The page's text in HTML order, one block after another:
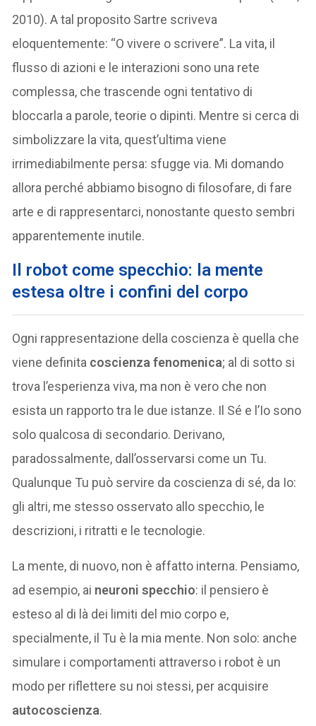
2010). A tal proposito Sartre scriveva
eloquentemente: “O vivere o scrivere”. La vita, il
flusso di azioni e le interazioni sono una rete
complessa, che trascende ogni tentativo di
bloccarla a parole, teorie o dipinti. Mentre si cerca di
simbolizzare la vita, quest’ultima viene
irrimediabilmente persa: sfugge via. Mi domando
allora perché abbiamo bisogno di filosofare, di fare
arte e di rappresentarci, nonostante questo sembri
apparentemente inutile.
Il robot come specchio: la mente
estesa oltre i confini del corpo
Ogni rappresentazione della coscienza è quella che
viene definita coscienza fenomenica; al di sotto si
trova l’esperienza viva, ma non è vero che non
esista un rapporto tra le due istanze. Il Sé e l’Io sono
solo qualcosa di secondario. Derivano,
paradossalmente, dall’osservarsi come un Tu.
Qualunque Tu può servire da coscienza di sé, da Io:
gli altri, me stesso osservato allo specchio, le
descrizioni, i ritratti e le tecnologie.
La mente, di nuovo, non è affatto interna. Pensiamo,
ad esempio, ai neuroni specchio: il pensiero è
esteso al di là dei limiti del mio corpo e,
specialmente, il Tu è la mia mente. Non solo: anche
simulare i comportamenti attraverso i robot è un
modo per riflettere su noi stessi, per acquisire
autocoscienza.